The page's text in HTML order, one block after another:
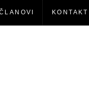
KONTAKT